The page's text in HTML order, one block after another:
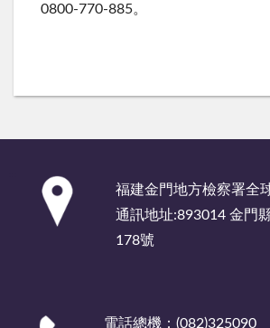
0800-770-885。
福建金門地方檢察署
通訊地址:893014 金門
178號
電話總機：(082)325090